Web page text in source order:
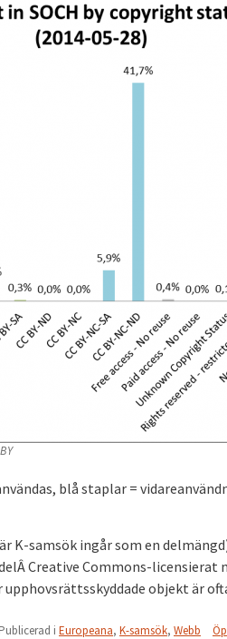
blå staplar =
K-samsök ingår som en
Creative Commons-
upphovsrättsskyddade objekt är
i Europeana, K-samsök, Webb